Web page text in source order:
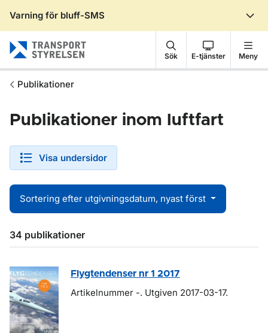
Varning för bluff-SMS
Sök E-tjänster Meny
Publikationer
Publikationer inom luftfart
Visa undersidor
Sortering efter utgivningsdatum, nyast först
34 publikationer
Flygtendenser nr 1 2017
Artikelnummer -. Utgiven 2017-03-17.